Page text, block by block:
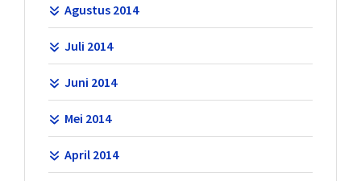
Agustus 2014
Juli 2014
Juni 2014
Mei 2014
April 2014